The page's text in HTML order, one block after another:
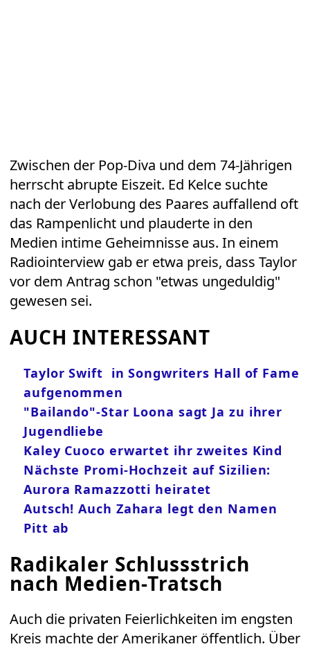
Zwischen der Pop-Diva und dem 74-Jährigen
herrscht abrupte Eiszeit. Ed Kelce suchte
nach der Verlobung des Paares auffallend oft
das Rampenlicht und plauderte in den
Medien intime Geheimnisse aus. In einem
Radiointerview gab er etwa preis, dass Taylor
vor dem Antrag schon "etwas ungeduldig"
gewesen sei.
AUCH INTERESSANT
Taylor Swift in Songwriters Hall of Fame
aufgenommen
"Bailando"-Star Loona sagt Ja zu ihrer
Jugendliebe
Kaley Cuoco erwartet ihr zweites Kind
Nächste Promi-Hochzeit auf Sizilien:
Aurora Ramazzotti heiratet
Autsch! Auch Zahara legt den Namen
Pitt ab
Radikaler Schlussstrich
nach Medien-Tratsch
Auch die privaten Feierlichkeiten im engsten
Kreis machte der Amerikaner öffentlich. Über